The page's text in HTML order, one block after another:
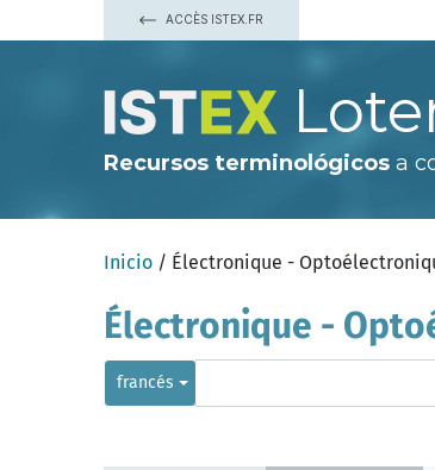
ACCÈS ISTEX.FR
Recursos terminológicos a
Inicio / Électronique -
Électronique -
francés